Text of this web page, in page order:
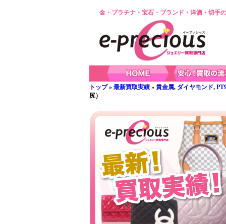
金・プラチナ・宝石・ブランド・洋酒・切手
トップ» 最新買取実績 » 貴金属, ダイヤモンド,
尻）